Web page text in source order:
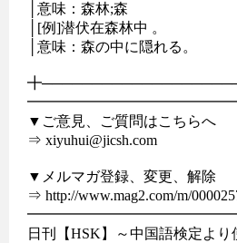
│意味：森林;森
│[例]潜伏在森林中 。
│意味：森の中に隠れる。
▼ご意見、ご質問はこちらへ
⇒ xiyuhui@jicsh.com
▼メルマガ登録、変更、解除
⇒ http://www.mag2.com/m/
日刊【HSK】～中国語検定より